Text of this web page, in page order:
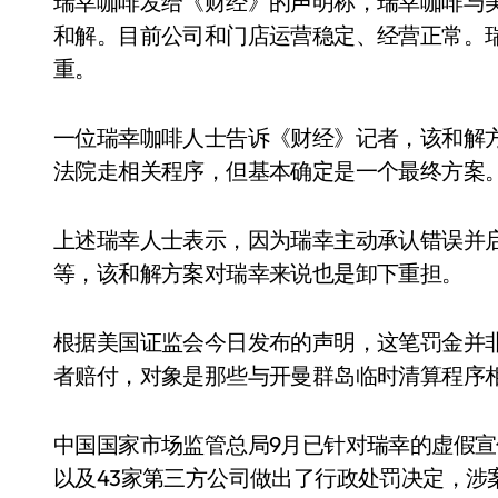
和解。目前公司和门店运营稳定、经营正常
重。
一位瑞幸咖啡人士告诉《财经》记者，该和
法院走相关程序，但基本确定是一个最终方案
上述瑞幸人士表示，因为瑞幸主动承认错误
等，该和解方案对瑞幸来说也是卸下重担。
根据美国证监会今日发布的声明，这笔罚金
者赔付，对象是那些与开曼群岛临时清算程序
中国国家市场监管总局9月已针对瑞幸的虚假
以及43家第三方公司做出了行政处罚决定，